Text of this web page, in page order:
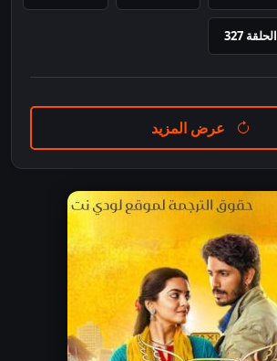
الحلقة 327
عرض المزيد